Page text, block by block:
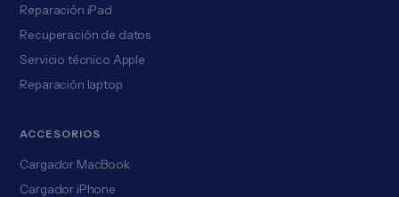
Reparación iPad
Recuperación de datos
Servicio técnico Apple
Reparación laptop
ACCESORIOS
Cargador MacBook
Cargador iPhone